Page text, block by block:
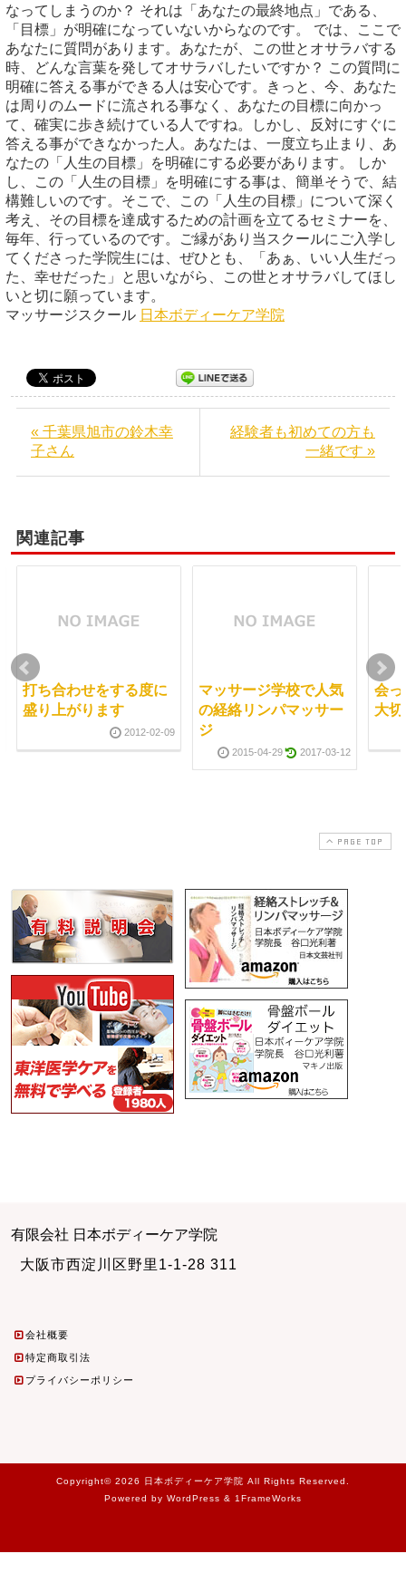
なってしまうのか？ それは「あなたの最終地点」である、
「目標」が明確になっていないからなのです。 では、ここで
あなたに質問があります。あなたが、この世とオサラバする
時、どんな言葉を発してオサラバしたいですか？ この質問に
明確に答える事ができる人は安心です。きっと、今、あなた
は周りのムードに流される事なく、あなたの目標に向かっ
て、確実に歩き続けている人ですね。しかし、反対にすぐに
答える事ができなかった人。あなたは、一度立ち止まり、あ
なたの「人生の目標」を明確にする必要があります。 しか
し、この「人生の目標」を明確にする事は、簡単そうで、結
構難しいのです。そこで、この「人生の目標」について深く
考え、その目標を達成するための計画を立てるセミナーを、
毎年、行っているのです。ご縁があり当スクールにご入学し
てくださった学院生には、ぜひとも、「あぁ、いい人生だっ
た、幸せだった」と思いながら、この世とオサラバしてほし
いと切に願っています。
マッサージスクール 日本ボディーケア学院
« 千葉県旭市の鈴木幸
子さん
経験者も初めての方も
一緒です »
関連記事
打ち合わせをする度に
盛り上がります
2012-02-09
マッサージ学校で人気
の経絡リンパマッサー
ジ
2015-04-29 2017-03-12
会
大
PAGE TOP
有限会社 日本ボディーケア学院
大阪市西淀川区野里1-1-28 311
会社概要
特定商取引法
プライバシーポリシー
Copyright© 2026 日本ボディーケア学院 All Rights Reserved.
Powered by WordPress & 1FrameWorks